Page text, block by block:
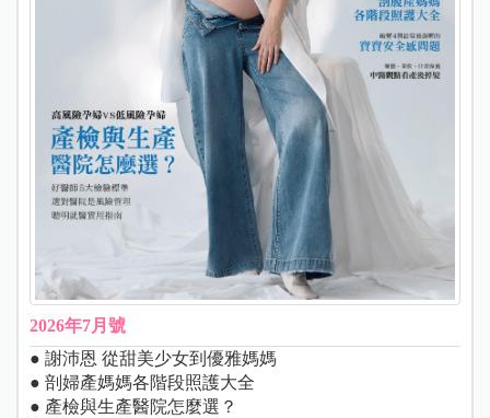
2026年7月號
● 謝沛恩 從甜美少女到優雅媽媽
● 剖婦產媽媽各階段照護大全
● 產檢與生產醫院怎麼選？